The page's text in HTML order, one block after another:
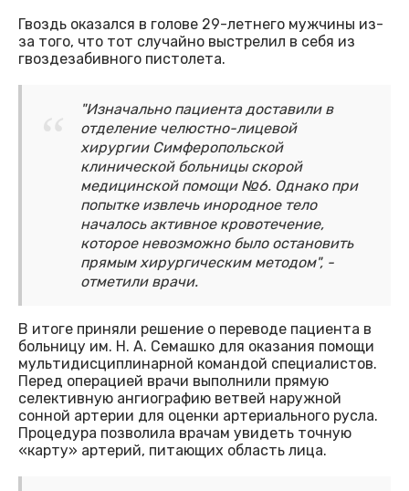
Гвоздь оказался в голове 29-летнего мужчины из-
за того, что тот случайно выстрелил в себя из
гвоздезабивного пистолета.
"Изначально пациента доставили в
отделение челюстно-лицевой
хирургии Симферопольской
клинической больницы скорой
медицинской помощи №6. Однако при
попытке извлечь инородное тело
началось активное кровотечение,
которое невозможно было остановить
прямым хирургическим методом", -
отметили врачи.
В итоге приняли решение о переводе пациента в
больницу им. Н. А. Семашко для оказания помощи
мультидисциплинарной командой специалистов.
Перед операцией врачи выполнили прямую
селективную ангиографию ветвей наружной
сонной артерии для оценки артериального русла.
Процедура позволила врачам увидеть точную
«карту» артерий, питающих область лица.